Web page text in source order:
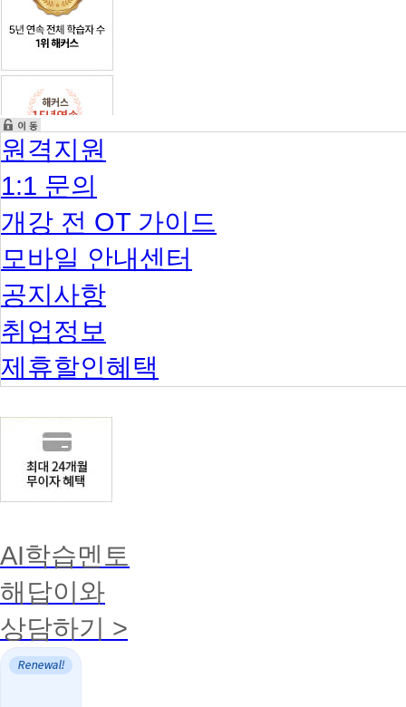
원격지원
1:1 문의
개강 전 OT 가이드
모바일 안내센터
공지사항
취업정보
제휴할인혜택
AI학습멘토
해답이와
상담하기 >